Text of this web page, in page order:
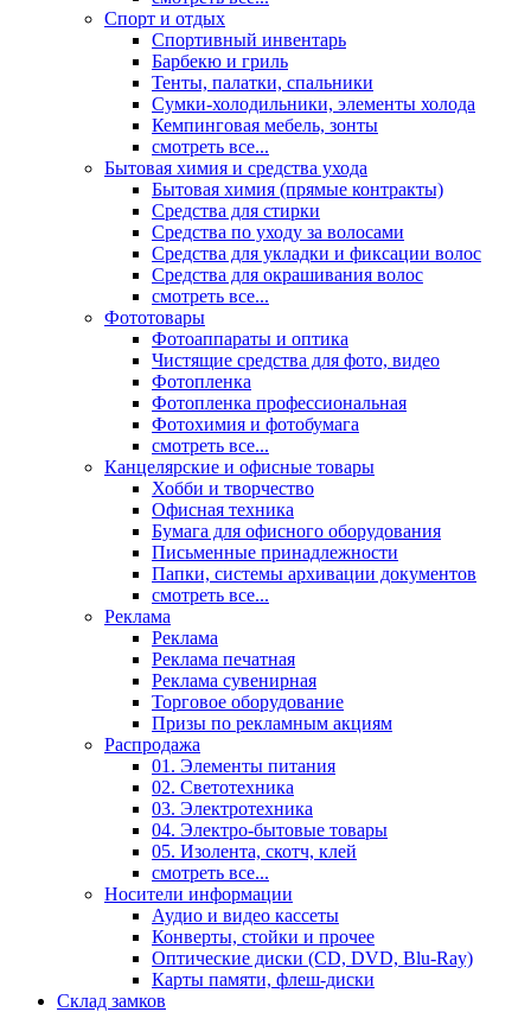
Спорт и отдых
Спортивный инвентарь
Барбекю и гриль
Тенты, палатки, спальники
Сумки-холодильники, элементы холода
Кемпинговая мебель, зонты
смотреть все...
Бытовая химия и средства ухода
Бытовая химия (прямые контракты)
Средства для стирки
Средства по уходу за волосами
Средства для укладки и фиксации волос
Средства для окрашивания волос
смотреть все...
Фототовары
Фотоаппараты и оптика
Чистящие средства для фото, видео
Фотопленка
Фотопленка профессиональная
Фотохимия и фотобумага
смотреть все...
Канцелярские и офисные товары
Хобби и творчество
Офисная техника
Бумага для офисного оборудования
Письменные принадлежности
Папки, системы архивации документов
смотреть все...
Реклама
Реклама
Реклама печатная
Реклама сувенирная
Торговое оборудование
Призы по рекламным акциям
Распродажа
01. Элементы питания
02. Светотехника
03. Электротехника
04. Электро-бытовые товары
05. Изолента, скотч, клей
смотреть все...
Носители информации
Аудио и видео кассеты
Конверты, стойки и прочее
Оптические диски (CD, DVD, Blu-Ray)
Карты памяти, флеш-диски
Склад замков